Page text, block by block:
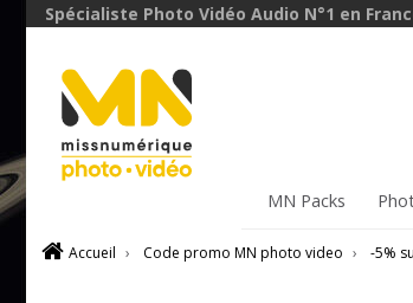
Spécialiste Photo Vidéo Audio N°1 en
MN Packs
Accueil › Code promo MN photo video › -5%